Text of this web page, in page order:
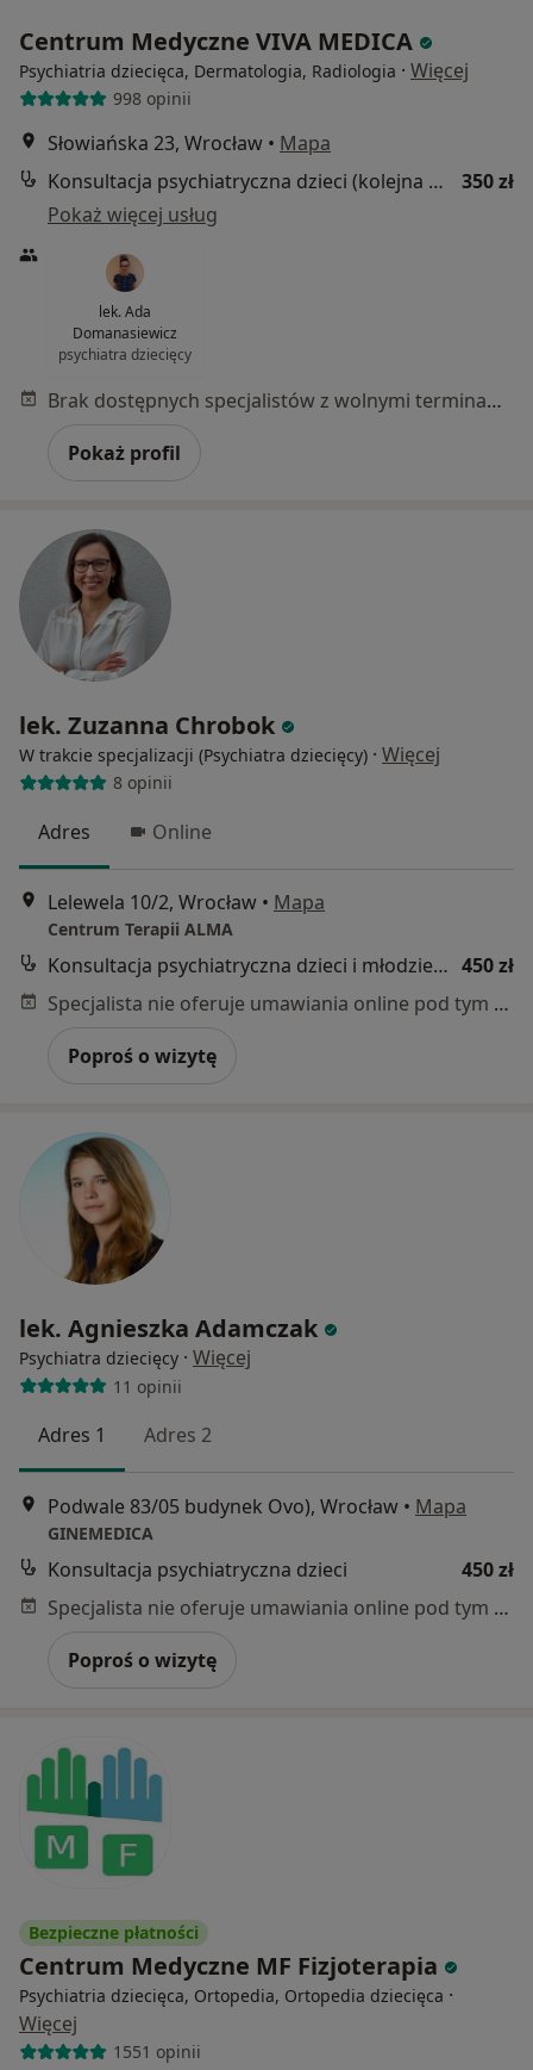
Centrum Medyczne VIVA MEDICA
Psychiatria dziecięca, Dermatologia, Radiologia · Więcej
998 opinii
Słowiańska 23, Wrocław • Mapa
Konsultacja psychiatryczna dzieci (kolejna wizyta)
350 zł
Pokaż więcej usług
lek. Ada
Domanasiewicz
psychiatra dziecięcy
Brak dostępnych specjalistów z wolnymi terminami w tym centrum medycznym.
Pokaż profil
lek. Zuzanna Chrobok
W trakcie specjalizacji (Psychiatra dziecięcy) · Więcej
8 opinii
Adres Online
Lelewela 10/2, Wrocław • Mapa
Centrum Terapii ALMA
Konsultacja psychiatryczna dzieci i młodzieży - pierwsza wizyta 450 zł
Specjalista nie oferuje umawiania online pod tym adresem.
Poproś o wizytę
lek. Agnieszka Adamczak
Psychiatra dziecięcy · Więcej
11 opinii
Adres 1 Adres 2
Podwale 83/05 budynek Ovo), Wrocław • Mapa
GINEMEDICA
Konsultacja psychiatryczna dzieci
450 zł
Specjalista nie oferuje umawiania online pod tym adresem.
Poproś o wizytę
Bezpieczne płatności
Centrum Medyczne MF Fizjoterapia
Psychiatria dziecięca, Ortopedia, Ortopedia dziecięca ·
Więcej
1551 opinii